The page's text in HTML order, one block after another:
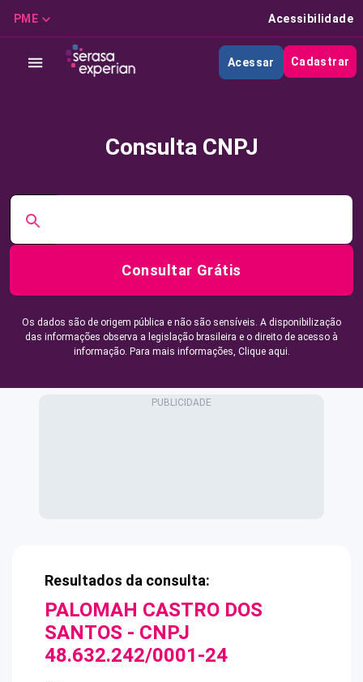
PME Acessibilidade
Acessar Cadastrar
Consulta CNPJ
Consultar Grátis
Os dados são de origem pública e não são sensíveis. A disponibilização
das informações observa a legislação brasileira e o direito de acesso à
informação. Para mais informações, Clique aqui.
Resultados da consulta:
PALOMAH CASTRO DOS
SANTOS - CNPJ
48.632.242/0001-24